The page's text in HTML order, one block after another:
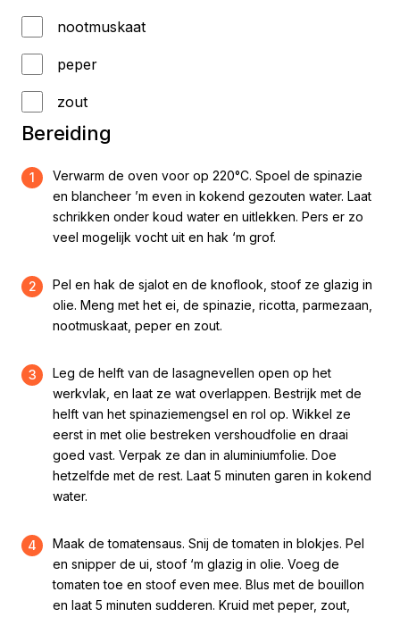
nootmuskaat
peper
zout
Bereiding
1
Verwarm de oven voor op 220°C. Spoel de spinazie
en blancheer ’m even in kokend gezouten water. Laat
schrikken onder koud water en uitlekken. Pers er zo
veel mogelijk vocht uit en hak ‘m grof.
2
Pel en hak de sjalot en de knoflook, stoof ze glazig in
olie. Meng met het ei, de spinazie, ricotta, parmezaan,
nootmuskaat, peper en zout.
3
Leg de helft van de lasagnevellen open op het
werkvlak, en laat ze wat overlappen. Bestrijk met de
helft van het spinaziemengsel en rol op. Wikkel ze
eerst in met olie bestreken vershoudfolie en draai
goed vast. Verpak ze dan in aluminiumfolie. Doe
hetzelfde met de rest. Laat 5 minuten garen in kokend
water.
4
Maak de tomatensaus. Snij de tomaten in blokjes. Pel
en snipper de ui, stoof ‘m glazig in olie. Voeg de
tomaten toe en stoof even mee. Blus met de bouillon
en laat 5 minuten sudderen. Kruid met peper, zout,